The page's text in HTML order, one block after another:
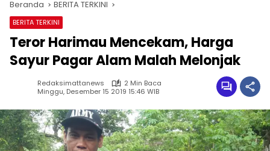
Beranda BERITA TERKINI
BERITA TERKINI
Teror Harimau Mencekam, Harga
Sayur Pagar Alam Malah Melonjak
Redaksimattanews
2 Min Baca
Minggu, Desember 15 2019 15:46 WIB